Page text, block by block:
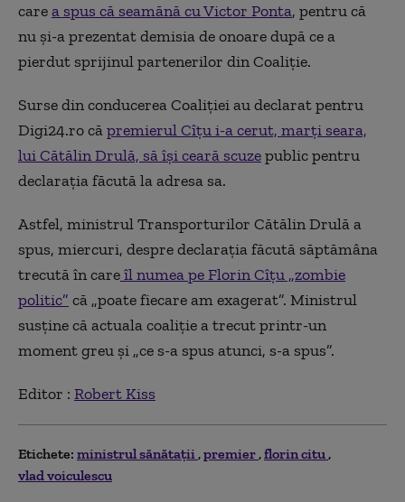
carea spus că seamănă cu Victor Ponta, pentru că
nu și-a prezentat demisia de onoare după ce a
pierdut sprijinul partenerilor din Coaliție.
Surse din conducerea Coaliției au declarat pentru
Digi24.ro căpremierul Cîțu i-a cerut, marți seara,
lui Cătălin Drulă, să își ceară scuzepublic pentru
declarația făcută la adresa sa.
Astfel, ministrul Transporturilor Cătălin Drulă a
spus, miercuri, despre declarația făcută săptămâna
trecută în careîl numea pe Florin Cîțu „zombie
politic” că „poate fiecare am exagerat”. Ministrul
susține că actuala coaliție a trecut printr-un
moment greu și „ce s-a spus atunci, s-a spus”.
Editor : Robert Kiss
Etichete: ministrul sănătaţii premier florin citu
vlad voiculescu